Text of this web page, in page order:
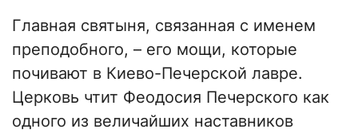
Главная святыня, связанная с именем
преподобного, – его мощи, которые
почивают в Киево-Печерской лавре.
Церковь чтит Феодосия Печерского как
одного из величайших наставников